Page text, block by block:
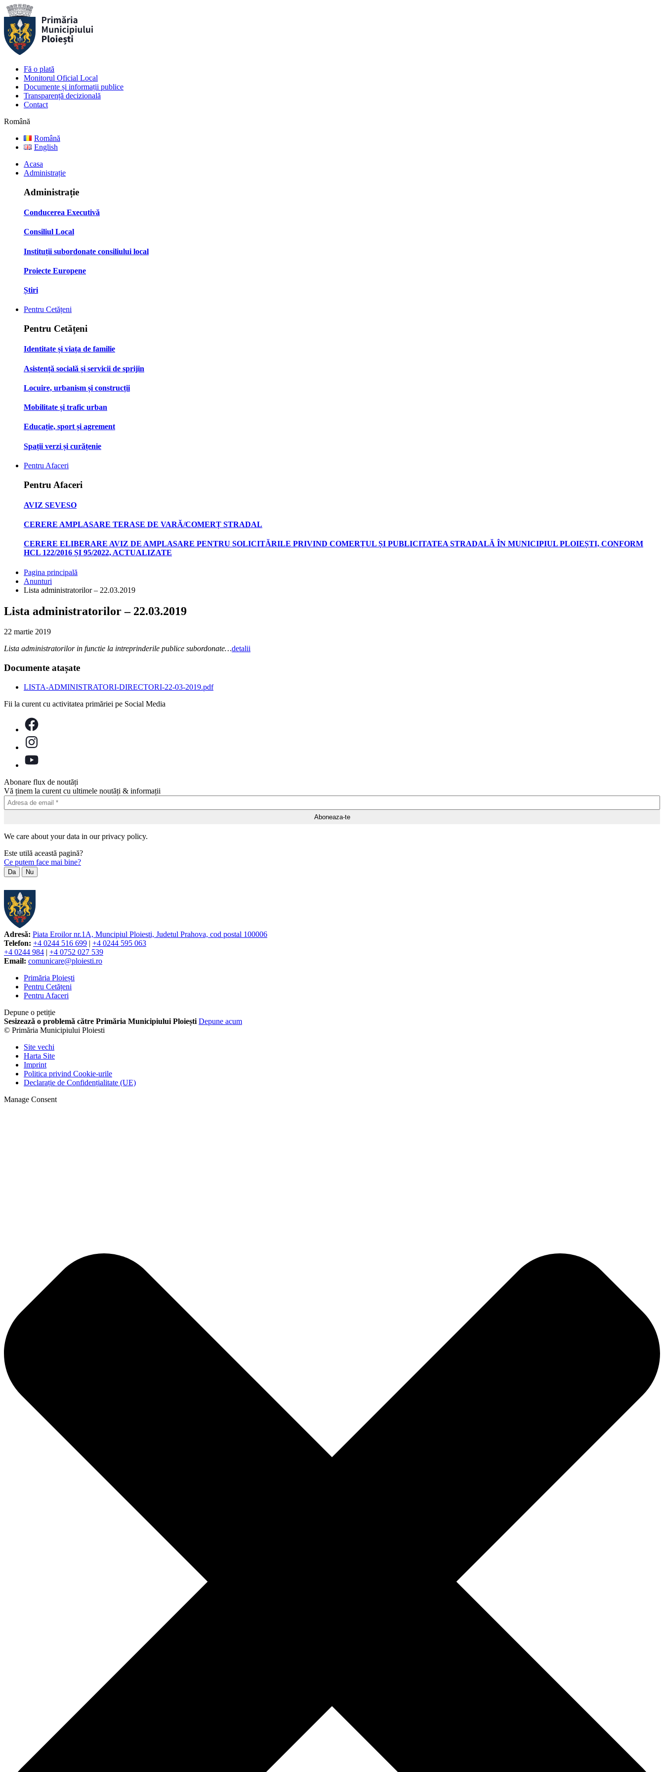
Fă o plată
Monitorul Oficial Local
Documente și informații publice
Transparență decizională
Contact
Română
Română
English
Acasa
Administrație
Administrație
Conducerea Executivă
Consiliul Local
Instituții subordonate consiliului local
Proiecte Europene
Știri
Pentru Cetățeni
Pentru Cetățeni
Identitate și viața de familie
Asistență socială și servicii de sprijin
Locuire, urbanism și construcții
Mobilitate și trafic urban
Educație, sport și agrement
Spații verzi și curățenie
Pentru Afaceri
Pentru Afaceri
AVIZ SEVESO
CERERE AMPLASARE TERASE DE VARĂ/COMERȚ STRADAL
CERERE ELIBERARE AVIZ DE AMPLASARE PENTRU SOLICITĂRILE PRIVIND COMERȚUL ȘI PUBLICITATEA STRADALĂ ÎN MUNICIPIUL PLOIEȘTI, CONFORM
HCL 122/2016 ȘI 95/2022, ACTUALIZATE
Pagina principală
Anunturi
Lista administratorilor – 22.03.2019
Lista administratorilor – 22.03.2019
22 martie 2019
Lista administratorilor in functie la intreprinderile publice subordonate…detalii
Documente atașate
LISTA-ADMINISTRATORI-DIRECTORI-22-03-2019.pdf
Fii la curent cu activitatea primăriei pe Social Media
Abonare flux de noutăți
Vă ținem la curent cu ultimele noutăți & informații
We care about your data in our privacy policy.
Este utilă această pagină?
Ce putem face mai bine?
Da Nu
Adresă: Piata Eroilor nr.1A, Muncipiul Ploiesti, Judetul Prahova, cod postal 100006
Telefon: +4 0244 516 699 | +4 0244 595 063
+4 0244 984 | +4 0752 027 539
Email: comunicare@ploiesti.ro
Primăria Ploiești
Pentru Cetățeni
Pentru Afaceri
Depune o petiție
Sesizează o problemă către Primăria Municipiului Ploiești Depune acum
© Primăria Municipiului Ploiesti
Site vechi
Harta Site
Imprint
Politica privind Cookie-urile
Declarație de Confidențialitate (UE)
Manage Consent